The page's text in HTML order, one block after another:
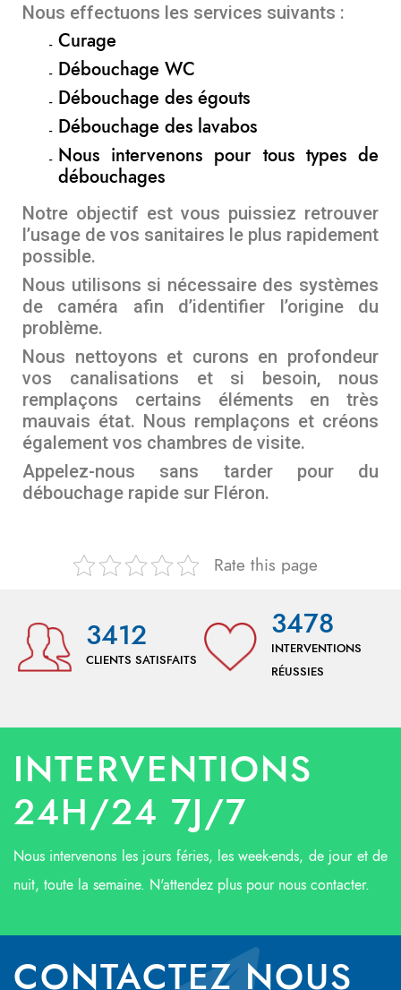
Nous effectuons les services suivants :
Curage
Débouchage WC
Débouchage des égouts
Débouchage des lavabos
Nous intervenons pour tous types de
débouchages
Notre objectif est vous puissiez retrouver
l’usage de vos sanitaires le plus rapidement
possible.
Nous utilisons si nécessaire des systèmes
de caméra afin d’identifier l’origine du
problème.
Nous nettoyons et curons en profondeur
vos canalisations et si besoin, nous
remplaçons certains éléments en très
mauvais état. Nous remplaçons et créons
également vos chambres de visite.
Appelez-nous sans tarder pour du
débouchage rapide sur Fléron.
Rate this page
3412
CLIENTS SATISFAITS
3478
INTERVENTIONS
RÉUSSIES
INTERVENTIONS
24H/24 7J/7
Nous intervenons les jours féries, les week-ends, de jour et de
nuit, toute la semaine. N'attendez plus pour nous contacter.
CONTACTEZ NOUS